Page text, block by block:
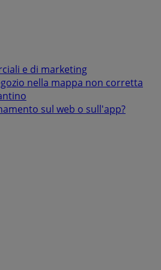
e di marketing
nella mappa non corretta
sul web o sull'app?